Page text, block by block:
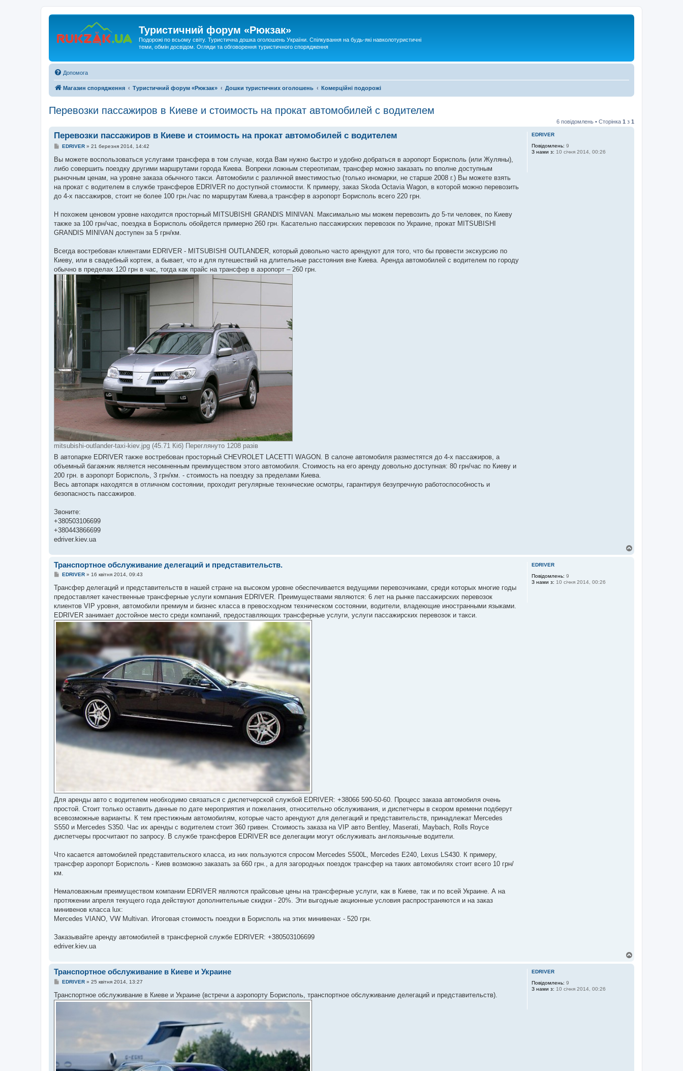
Туристичний форум «Рюкзак»
Подорожі по всьому світу. Туристична дошка оголошень України. Спілкування на будь-які навколотуристичні
теми, обмін досвідом. Огляди та обговорення туристичного спорядження
Допомога
Магазин спорядження Туристичний форум «Рюкзак» Дошки туристичних оголошень Комерційні подорожі
Перевозки пассажиров в Киеве и стоимость на прокат автомобилей с водителем
6 повідомлень • Сторінка 1 з 1
EDRIVER
Повідомлень: 9
З нами з: 10 січня 2014, 00:26
Перевозки пассажиров в Киеве и стоимость на прокат автомобилей с водителем
П
в
д
о
л
е
я
EDRIVER» 21 березня 2014, 14:42
Вы можете воспользоваться услугами трансфера в том случае, когда Вам нужно быстро и удобно добраться в аэропорт Борисполь (или Жуляны),
либо совершить поездку другими маршрутами города Киева. Вопреки ложным стереотипам, трансфер можно заказать по вполне доступным
рыночным ценам, на уровне заказа обычного такси. Автомобили с различной вместимостью (только иномарки, не старше 2008 г.) Вы можете взять
на прокат с водителем в службе трансферов EDRIVER по доступной стоимости. К примеру, заказ Skoda Octavia Wagon, в которой можно перевозить
до 4-х пассажиров, стоит не более 100 грн./час по маршрутам Киева,а трансфер в аэропорт Борисполь всего 220 грн.
Н похожем ценовом уровне находится просторный MITSUBISHI GRANDIS MINIVAN. Максимально мы можем перевозить до 5-ти человек, по Киеву
также за 100 грн/час, поездка в Борисполь обойдется примерно 260 грн. Касательно пассажирских перевозок по Украине, прокат MITSUBISHI
GRANDIS MINIVAN доступен за 5 грн/км.
Всегда востребован клиентами EDRIVER - MITSUBISHI OUTLANDER, который довольно часто арендуют для того, что бы провести экскурсию по
Киеву, или в свадебный кортеж, а бывает, что и для путешествий на длительные расстояния вне Киева. Аренда автомобилей с водителем по городу
обычно в пределах 120 грн в час, тогда как прайс на трансфер в аэропорт – 260 грн.
mitsubishi-outlander-taxi-kiev.jpg (45.71 Кіб) Переглянуто 1208 разів
В автопарке EDRIVER также востребован просторный CHEVROLET LACETTI WAGON. В салоне автомобиля разместятся до 4-х пассажиров, а
объемный багажник является несомненным преимуществом этого автомобиля. Стоимость на его аренду довольно доступная: 80 грн/час по Киеву и
200 грн. в аэропорт Борисполь, 3 грн/км. - стоимость на поездку за пределами Киева.
Весь автопарк находятся в отличном состоянии, проходит регулярные технические осмотры, гарантируя безупречную работоспособность и
безопасность пассажиров.
Звоните:
+380503106699
+380443866699
edriver.kiev.ua
EDRIVER
Повідомлень: 9
З нами з: 10 січня 2014, 00:26
Транспортное обслуживание делегаций и представительств.
П
в
д
о
л
е
н
EDRIVER» 16 квітня 2014, 09:43
Трансфер делегаций и представительств в нашей стране на высоком уровне обеспечивается ведущими перевозчиками, среди которых многие годы
предоставляет качественные трансферные услуги компания EDRIVER. Преимуществами являются: 6 лет на рынке пассажирских перевозок
клиентов VIP уровня, автомобили премиум и бизнес класса в превосходном техническом состоянии, водители, владеющие иностранными языками.
EDRIVER занимает достойное место среди компаний, предоставляющих трансферные услуги, услуги пассажирских перевозок и такси.
Для аренды авто с водителем необходимо связаться с диспетчерской службой EDRIVER: +38066 590-50-60. Процесс заказа автомобиля очень
простой. Стоит только оставить данные по дате мероприятия и пожелания, относительно обслуживания, и диспетчеры в скором времени подберут
всевозможные варианты. К тем престижным автомобилям, которые часто арендуют для делегаций и представительств, принадлежат Mercedes
S550 и Mercedes S350. Час их аренды с водителем стоит 360 гривен. Стоимость заказа на VIP авто Bentley, Maserati, Maybach, Rolls Royce
диспетчеры просчитают по запросу. В службе трансферов EDRIVER все делегации могут обслуживать англоязычные водители.
Что касается автомобилей представительского класса, из них пользуются спросом Mercedes S500L, Mercedes E240, Lexus LS430. К примеру,
трансфер аэропорт Борисполь - Киев возможно заказать за 660 грн., а для загородных поездок трансфер на таких автомобилях стоит всего 10 грн/
км.
Немаловажным преимуществом компании EDRIVER являются прайсовые цены на трансферные услуги, как в Киеве, так и по всей Украине. А на
протяжении апреля текущего года действуют дополнительные скидки - 20%. Эти выгодные акционные условия распространяются и на заказ
минивенов класса lux:
Mercedes VIANО, VW Multivan. Итоговая стоимость поездки в Борисполь на этих минивенах - 520 грн.
Заказывайте аренду автомобилей в трансферной службе EDRIVER: +380503106699
edriver.kiev.ua
EDRIVER
Повідомлень: 9
З нами з: 10 січня 2014, 00:26
Транспортное обслуживание в Киеве и Украине
П
в
і
EDRIVER» 25 квітня 2014, 13:27
Транспортное обслуживание в Киеве и Украине (встречи а аэропорту Борисполь, транспортное обслуживание делегаций и представительств).